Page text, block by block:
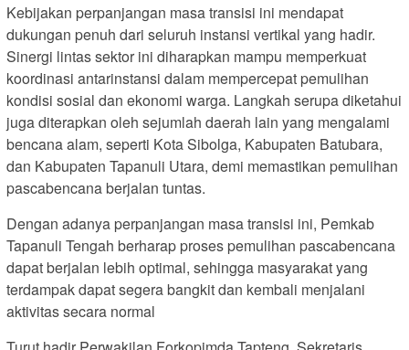
Kebijakan perpanjangan masa transisi ini mendapat
dukungan penuh dari seluruh instansi vertikal yang hadir.
Sinergi lintas sektor ini diharapkan mampu memperkuat
koordinasi antarinstansi dalam mempercepat pemulihan
kondisi sosial dan ekonomi warga. Langkah serupa diketahui
juga diterapkan oleh sejumlah daerah lain yang mengalami
bencana alam, seperti Kota Sibolga, Kabupaten Batubara,
dan Kabupaten Tapanuli Utara, demi memastikan pemulihan
pascabencana berjalan tuntas.
Dengan adanya perpanjangan masa transisi ini, Pemkab
Tapanuli Tengah berharap proses pemulihan pascabencana
dapat berjalan lebih optimal, sehingga masyarakat yang
terdampak dapat segera bangkit dan kembali menjalani
aktivitas secara normal